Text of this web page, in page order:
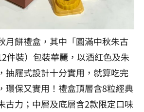
月餅禮盒，其中「圓滿中秋朱古
件裝）包裝華麗，以酒紅色及朱
抽屜式設計十分實用，就算吃完
環保又實用！禮盒頂層含8粒經典
古力；中層及底層含2款限定口味